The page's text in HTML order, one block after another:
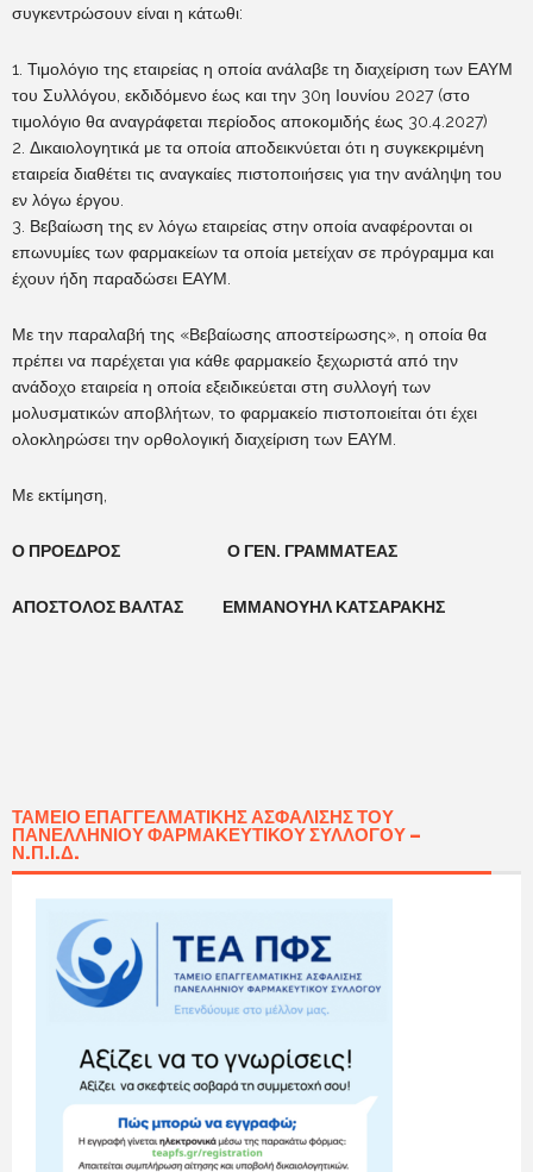
συγκεντρώσουν είναι η κάτωθι:
1. Τιμολόγιο της εταιρείας η οποία ανάλαβε τη διαχείριση των ΕΑΥΜ
του Συλλόγου, εκδιδόμενο έως και την 30η Ιουνίου 2027 (στο
τιμολόγιο θα αναγράφεται περίοδος αποκομιδής έως 30.4.2027)
2. Δικαιολογητικά με τα οποία αποδεικνύεται ότι η συγκεκριμένη
εταιρεία διαθέτει τις αναγκαίες πιστοποιήσεις για την ανάληψη του
εν λόγω έργου.
3. Βεβαίωση της εν λόγω εταιρείας στην οποία αναφέρονται οι
επωνυμίες των φαρμακείων τα οποία μετείχαν σε πρόγραμμα και
έχουν ήδη παραδώσει ΕΑΥΜ.
Με την παραλαβή της «Βεβαίωσης αποστείρωσης», η οποία θα
πρέπει να παρέχεται για κάθε φαρμακείο ξεχωριστά από την
ανάδοχο εταιρεία η οποία εξειδικεύεται στη συλλογή των
μολυσματικών αποβλήτων, το φαρμακείο πιστοποιείται ότι έχει
ολοκληρώσει την ορθολογική διαχείριση των ΕΑΥΜ.
Με εκτίμηση,
Ο ΠΡΟΕΔΡΟΣ Ο ΓΕΝ. ΓΡΑΜΜΑΤΕΑΣ
ΑΠΟΣΤΟΛΟΣ ΒΑΛΤΑΣ ΕΜΜΑΝΟΥΗΛ ΚΑΤΣΑΡΑΚΗΣ
ΤΑΜΕΊΟ ΕΠΑΓΓΕΛΜΑΤΙΚΉΣ ΑΣΦΆΛΙΣΗΣ ΤΟΥ
ΠΑΝΕΛΛΗΝΊΟΥ ΦΑΡΜΑΚΕΥΤΙΚΟΎ ΣΥΛΛΌΓΟΥ –
Ν.Π.Ι.Δ.